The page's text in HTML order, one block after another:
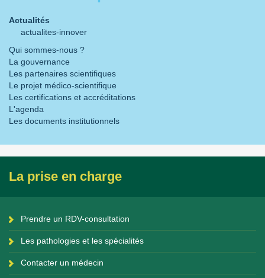
Actualités
actualites-innover
Qui sommes-nous ?
La gouvernance
Les partenaires scientifiques
Le projet médico-scientifique
Les certifications et accréditations
L'agenda
Les documents institutionnels
La prise en charge
Prendre un RDV-consultation
Les pathologies et les spécialités
Contacter un médecin